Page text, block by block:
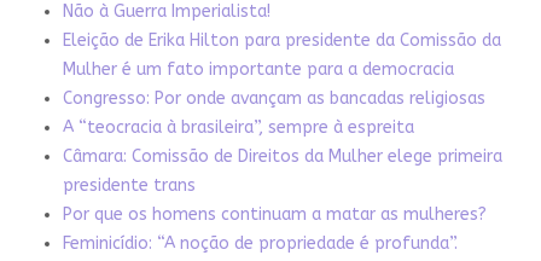
Não à Guerra Imperialista!
Eleição de Erika Hilton para presidente da Comissão da
Mulher é um fato importante para a democracia
Congresso: Por onde avançam as bancadas religiosas
A “teocracia à brasileira”, sempre à espreita
Câmara: Comissão de Direitos da Mulher elege primeira
presidente trans
Por que os homens continuam a matar as mulheres?
Feminicídio: “A noção de propriedade é profunda”.